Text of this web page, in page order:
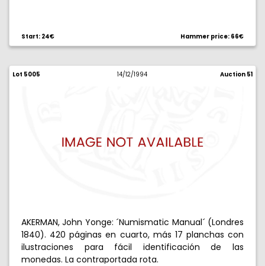
Start: 24€ Hammer price: 66€
Lot 5005 14/12/1994 Auction 51
AKERMAN, John Yonge: ´Numismatic Manual´ (Londres
1840). 420 páginas en cuarto, más 17 planchas con
ilustraciones para fácil identificación de las
monedas. La contraportada rota.